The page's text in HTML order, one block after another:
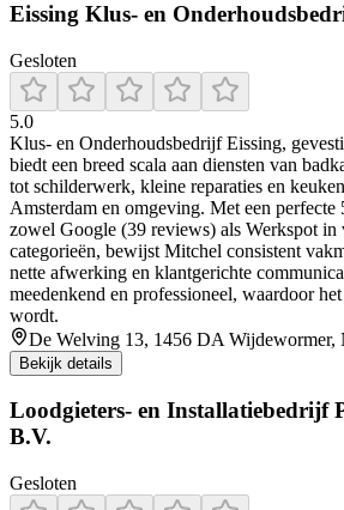
Eissing Klus- en
Gesloten
5.0
Klus‑ en Onderhoudsbedrijf Eissing,
biedt een breed scala aan diensten van
tot schilderwerk, kleine reparaties en
Amsterdam en omgeving. Met een perfecte
zowel Google (39 reviews) als Werkspot in
categorieën, bewijst Mitchel consistent
nette afwerking en klantgerichte
meedenkend en professioneel, waardoor
wordt.
De Welving 13, 1456 DA Wijdewormer,
Bekijk details
Loodgieters- en Installatiebedrijf
B.V.
Gesloten